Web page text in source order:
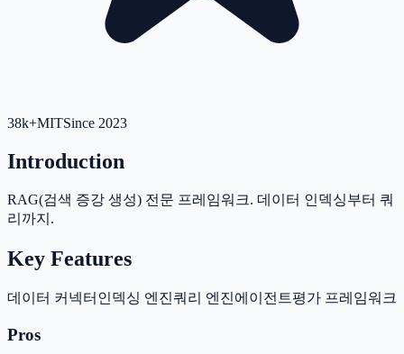
38k+MITSince 2023
Introduction
RAG(검색 증강 생성) 전문 프레임워크. 데이터 인덱싱부터 쿼
리까지.
Key Features
데이터 커넥터 인덱싱 엔진쿼리 엔진에이전트평가 프레임워크
Pros